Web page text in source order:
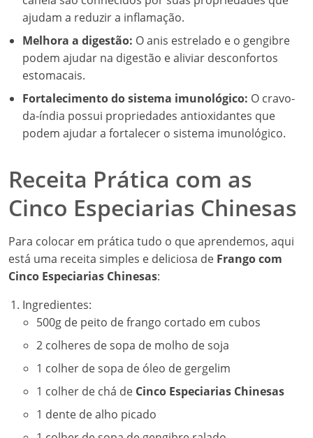
Para colocar em prática tudo o que aprendemos, aqui
está uma receita simples e deliciosa deFrango com
Cinco Especiarias Chinesas:
Ingredientes:
500g de peito de frango cortado em cubos
2 colheres de sopa de molho de soja
1 colher de sopa de óleo de gergelim
1 colher de chá de
Cinco Especiarias Chinesas
1 dente de alho picado
1 colher de sopa de gengibre ralado
Modo de Preparo:
Em uma tigela, misture o frango com o molho de
soja, o óleo de gergelim, as
pelo menos 30 minutos.
frango marinado. Cozinhe até que esteja dourado
e cozido por completo.
Sirva com arroz ou noodles e aproveite!